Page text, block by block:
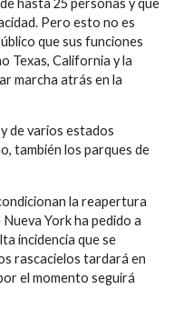
Pero esto no es
que sus funciones
Texas, California y la
marcha atrás en la
de varios estados
también los parques de
la reapertura
York ha pedido a
incidencia que se
rascacielos tardará en
el momento seguirá